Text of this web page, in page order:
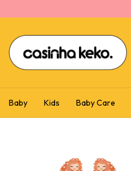
Baby Kids Baby Care